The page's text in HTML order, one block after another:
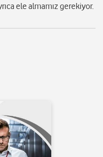
ele almamız gerekiyor.